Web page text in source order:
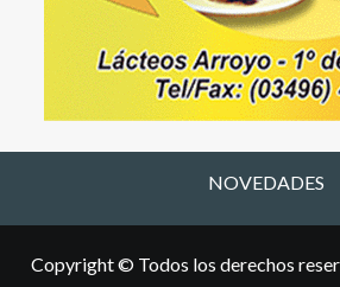
NOVEDADES
Copyright © Todos los derechos